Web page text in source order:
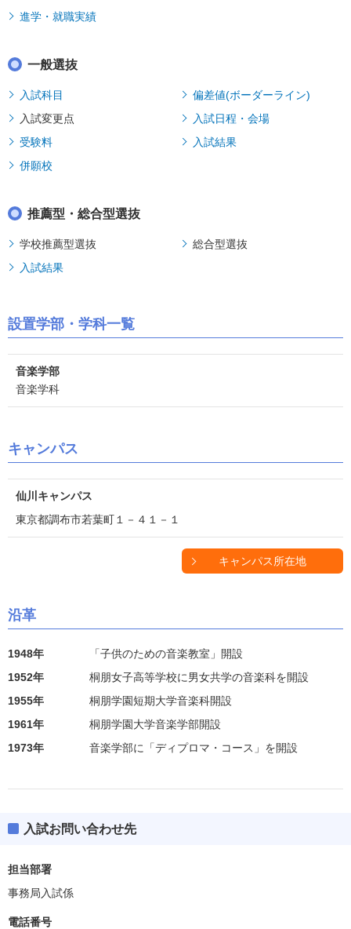
進学・就職実績
一般選抜
入試科目
偏差値(ボーダーライン)
入試変更点
入試日程・会場
受験料
入試結果
併願校
推薦型・総合型選抜
学校推薦型選抜
総合型選抜
入試結果
設置学部・学科一覧
音楽学部
音楽学科
キャンパス
仙川キャンパス
東京都調布市若葉町１－４１－１
キャンパス所在地
沿革
1948年
「子供のための音楽教室」開設
1952年
桐朋女子高等学校に男女共学の音楽科を開設
1955年
桐朋学園短期大学音楽科開設
1961年
桐朋学園大学音楽学部開設
1973年
音楽学部に「ディプロマ・コース」を開設
入試お問い合わせ先
担当部署
事務局入試係
電話番号